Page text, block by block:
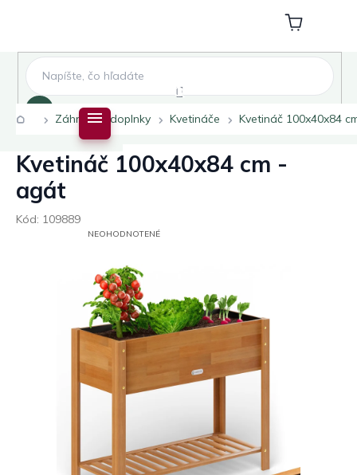
Nákupný
košík
DomovZáhradné doplnky Kvetináče Kvetináč 100x40x84
Kvetináč 100x40x84 cm -
agát
Kód: 109889
PRIEMERNÉ
HVIEZDIČIEK.
NEOHODNOTENÉ